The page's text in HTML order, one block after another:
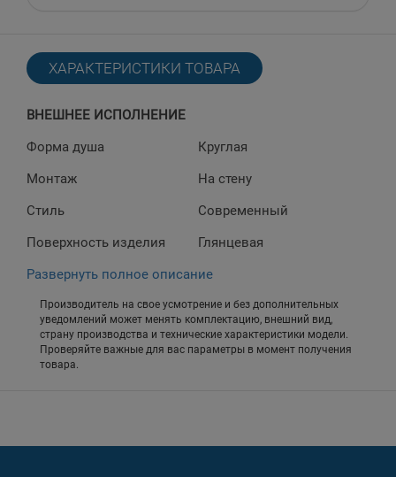
ХАРАКТЕРИСТИКИ ТОВАРА
ВНЕШНЕЕ ИСПОЛНЕНИЕ
Форма душа
Круглая
Монтаж
На стену
Стиль
Современный
Поверхность изделия
Глянцевая
Развернуть полное описание
Производитель на свое усмотрение и без дополнительных
уведомлений может менять комплектацию, внешний вид,
страну производства и технические характеристики модели.
Проверяйте важные для вас параметры в момент получения
товара.